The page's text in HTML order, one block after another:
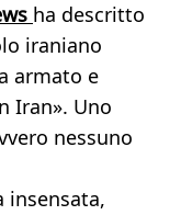
ha descritto
iraniano
armato e
Iran». Uno
nessuno
insensata,